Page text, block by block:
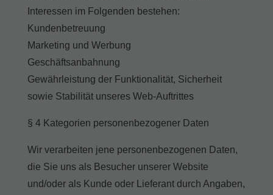
Interessen im Folgenden bestehen:
Kundenbetreuung
Marketing und Werbung
Geschäftsanbahnung
Gewährleistung der Funktionalität, Sicherheit
sowie Stabilität unseres Web-Auftrittes
§ 4 Kategorien personenbezogener Daten
Wir verarbeiten jene personenbezogenen Daten,
die Sie uns als Besucher unserer Website
und/oder als Kunde oder Lieferant durch Angaben,